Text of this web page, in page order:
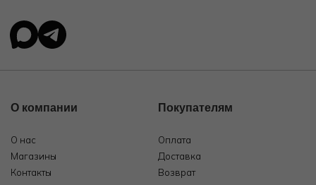
О компании
О нас
Магазины
Контакты
Покупателям
Оплата
Доставка
Возврат